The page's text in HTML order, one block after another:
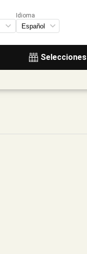
Selecciones
Idioma